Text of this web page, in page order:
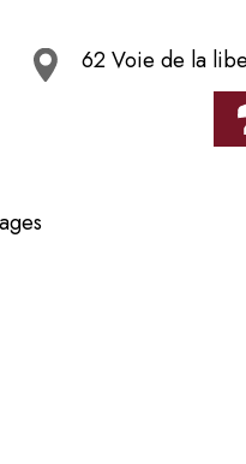
62 Voie de la